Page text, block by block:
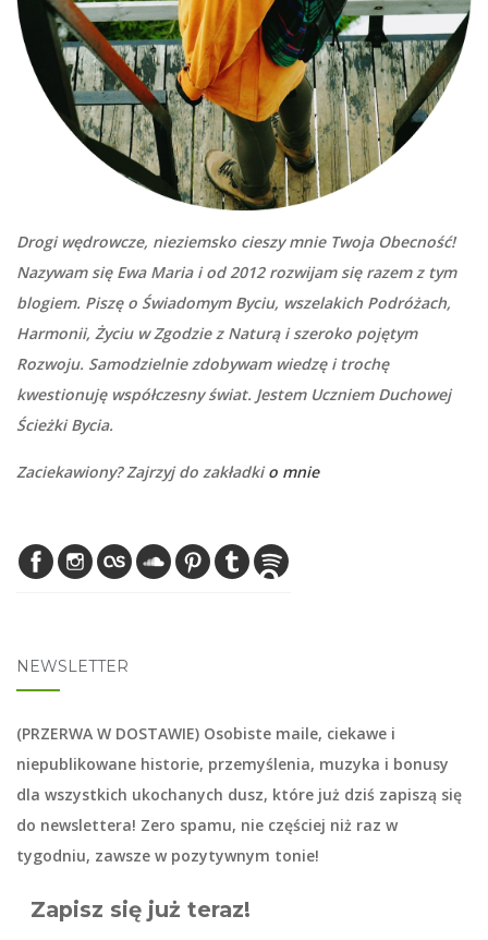
Drogi wędrowcze, nieziemsko cieszy mnie Twoja Obecność!
Nazywam się Ewa Maria i od 2012 rozwijam się razem z tym
blogiem. Piszę o Świadomym Byciu, wszelakich Podróżach,
Harmonii, Życiu w Zgodzie z Naturą i szeroko pojętym
Rozwoju. Samodzielnie zdobywam wiedzę i trochę
kwestionuję współczesny świat. Jestem Uczniem Duchowej
Ścieżki Bycia.
Zaciekawiony? Zajrzyj do zakładkio mnie
NEWSLETTER
(PRZERWA W DOSTAWIE) Osobiste maile, ciekawe i
niepublikowane historie, przemyślenia, muzyka i bonusy
dla wszystkich ukochanych dusz, które już dziś zapiszą się
do newslettera! Zero spamu, nie częściej niż raz w
tygodniu, zawsze w pozytywnym tonie!
Zapisz się już teraz!